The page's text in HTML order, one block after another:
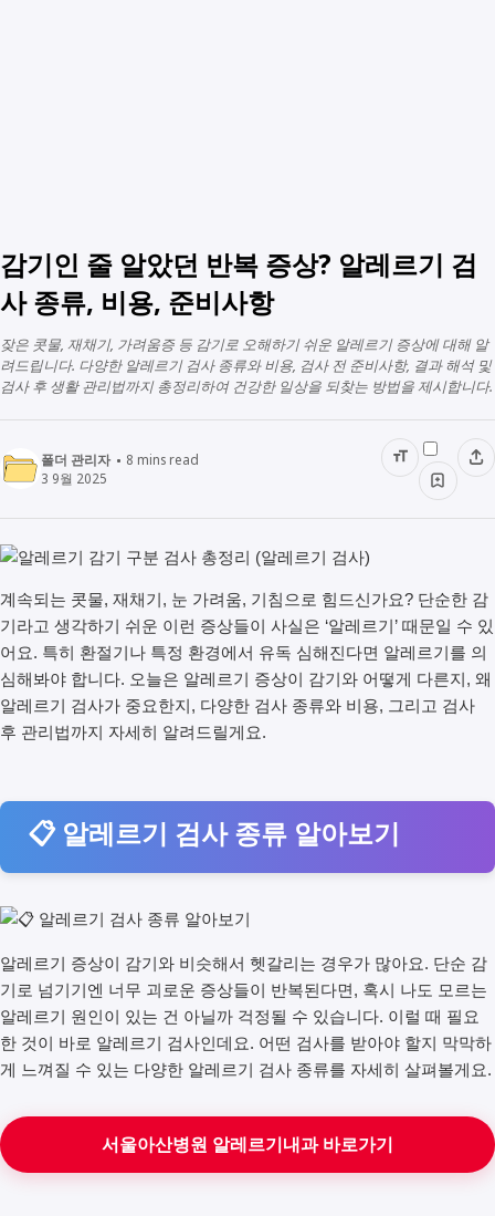
감기인 줄 알았던 반복 증상? 알레르기 검
사 종류, 비용, 준비사항
잦은 콧물, 재채기, 가려움증 등 감기로 오해하기 쉬운 알레르기 증상에 대해 알
려드립니다. 다양한 알레르기 검사 종류와 비용, 검사 전 준비사항, 결과 해석 및
검사 후 생활 관리법까지 총정리하여 건강한 일상을 되찾는 방법을 제시합니다.
폴더 관리자 8 mins read
3 9월 2025
계속되는 콧물, 재채기, 눈 가려움, 기침으로 힘드신가요? 단순한 감
기라고 생각하기 쉬운 이런 증상들이 사실은 ‘알레르기’ 때문일 수 있
어요. 특히 환절기나 특정 환경에서 유독 심해진다면 알레르기를 의
심해봐야 합니다. 오늘은 알레르기 증상이 감기와 어떻게 다른지, 왜
알레르기 검사가 중요한지, 다양한 검사 종류와 비용, 그리고 검사
후 관리법까지 자세히 알려드릴게요.
📋 알레르기 검사 종류 알아보기
알레르기 증상이 감기와 비슷해서 헷갈리는 경우가 많아요. 단순 감
기로 넘기기엔 너무 괴로운 증상들이 반복된다면, 혹시 나도 모르는
알레르기 원인이 있는 건 아닐까 걱정될 수 있습니다. 이럴 때 필요
한 것이 바로 알레르기 검사인데요. 어떤 검사를 받아야 할지 막막하
게 느껴질 수 있는 다양한 알레르기 검사 종류를 자세히 살펴볼게요.
서울아산병원 알레르기내과 바로가기